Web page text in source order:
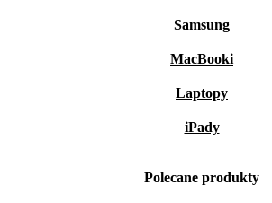
Samsung
MacBooki
Laptopy
iPady
Polecane produkty